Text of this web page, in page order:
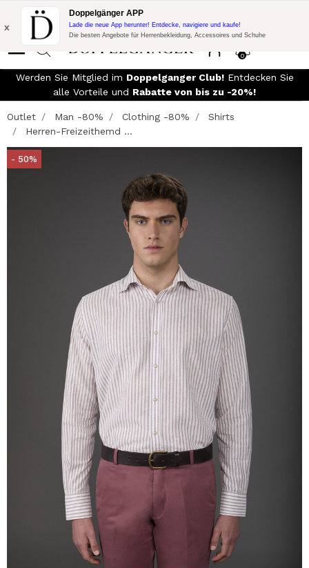
Blitzangebot:
10% Extra-Rabatt auf 300€ Einkauf mit Code:
DOPPEL300
0
x
Doppelgänger APP
Lade die neue App herunter! Entdecke, navigiere und kaufe!
Die besten Angebote für Herrenbekleidung, Accessoires und Schuhe
Werden Sie Mitglied im Doppelganger Club!Entdecken Sie
alle Vorteile und Rabatte von bis zu -20%!
Outlet Man -80% Clothing -80%
Shirts
Herren-Freizeithemd ...
- 50%